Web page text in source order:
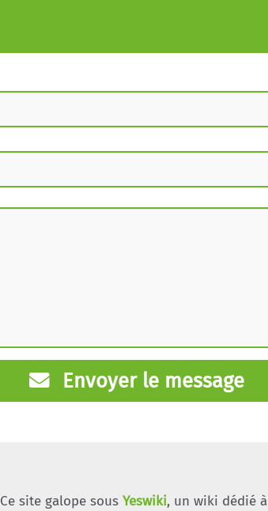
Envoyer le message
Ce site galope sous Yeswiki, un wiki dédié à